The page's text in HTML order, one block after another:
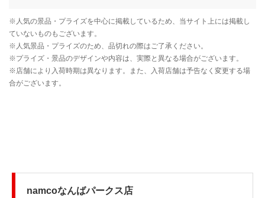
namcoなんばパークス店